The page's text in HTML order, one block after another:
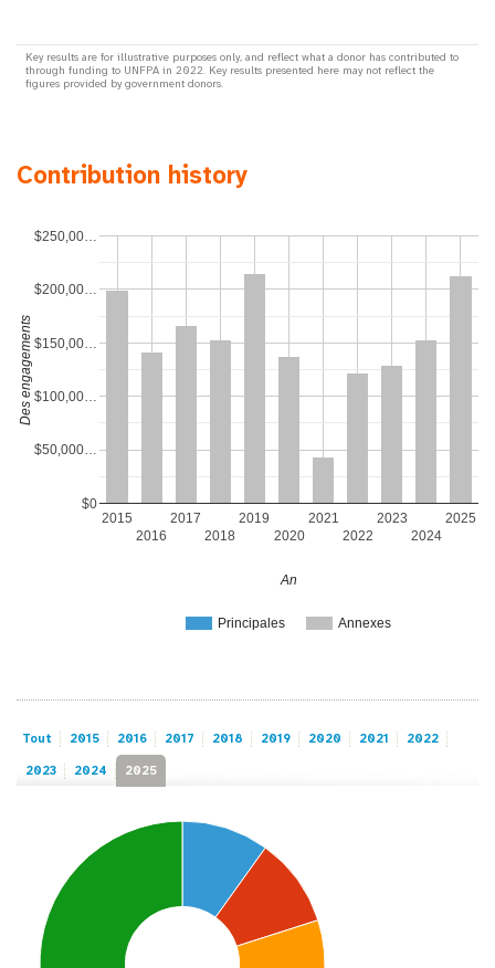
Key results are for illustrative purposes only, and reflect what a donor has contributed to
through funding to UNFPA in 2022. Key results presented here may not reflect the
figures provided by government donors.
Contribution history
Principales Annexes
2015
2016
2017
2018
2019
2020
2021
2022
2023
2024
2025
$0
$50,000…
$100,00…
$150,00…
$200,00…
$250,00…
An
Des engagements
Tout 2015 2016 2017 2018 2019 2020 2021 2022
2023 2024 2025